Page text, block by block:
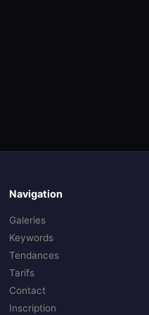
Navigation
Galeries
Keywords
Tendances
Tarifs
Contact
Inscription